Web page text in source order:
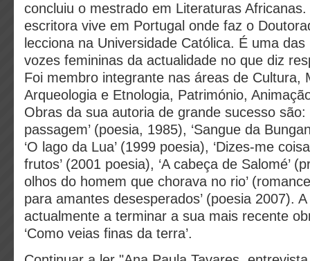
concluiu o mestrado em Literaturas
escritora vive em Portugal onde faz o
lecciona na Universidade Católica. É uma
vozes femininas da actualidade no que diz
Foi membro integrante nas áreas de Cultura,
Arqueologia e Etnologia, Património,
Obras da sua autoria de grande sucesso são:
passagem’ (poesia, 1985), ‘Sangue da
‘O lago da Lua’ (1999 poesia), ‘Dizes-me
frutos’ (2001 poesia), ‘A cabeça de Salomé’
olhos do homem que chorava no rio’
para amantes desesperados’ (poesia 2007).
actualmente a terminar a sua mais recente
‘Como veias finas da terra’.